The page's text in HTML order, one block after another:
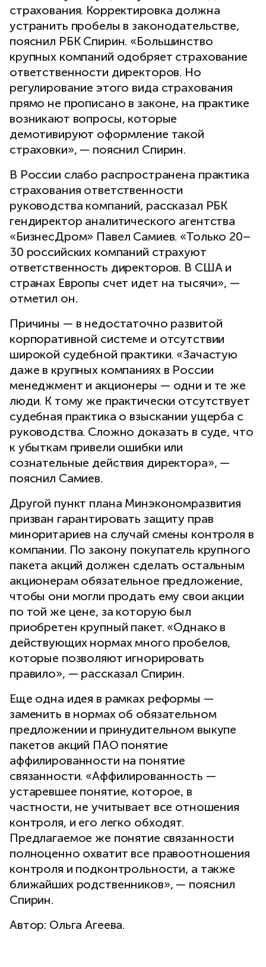
страхования. Корректировка должна
устранить пробелы в законодательстве,
пояснил РБК Спирин. «Большинство
крупных компаний одобряет страхование
ответственности директоров. Но
регулирование этого вида страхования
прямо не прописано в законе, на практике
возникают вопросы, которые
демотивируют оформление такой
страховки», — пояснил Спирин.
В России слабо распространена практика
страхования ответственности
руководства компаний, рассказал РБК
гендиректор аналитического агентства
«БизнесДром» Павел Самиев. «Только 20–
30 российских компаний страхуют
ответственность директоров. В США и
странах Европы счет идет на тысячи», —
отметил он.
Причины — в недостаточно развитой
корпоративной системе и отсутствии
широкой судебной практики. «Зачастую
даже в крупных компаниях в России
менеджмент и акционеры — одни и те же
люди. К тому же практически отсутствует
судебная практика о взыскании ущерба с
руководства. Сложно доказать в суде, что
к убыткам привели ошибки или
сознательные действия директора», —
пояснил Самиев.
Другой пункт плана Минэкономразвития
призван гарантировать защиту прав
миноритариев на случай смены контроля в
компании. По закону покупатель крупного
пакета акций должен сделать остальным
акционерам обязательное предложение,
чтобы они могли продать ему свои акции
по той же цене, за которую был
приобретен крупный пакет. «Однако в
действующих нормах много пробелов,
которые позволяют игнорировать
правило», — рассказал Спирин.
Еще одна идея в рамках реформы —
заменить в нормах об обязательном
предложении и принудительном выкупе
пакетов акций ПАО понятие
аффилированности на понятие
связанности. «Аффилированность —
устаревшее понятие, которое, в
частности, не учитывает все отношения
контроля, и его легко обходят.
Предлагаемое же понятие связанности
полноценно охватит все правоотношения
контроля и подконтрольности, а также
ближайших родственников», — пояснил
Спирин.
Автор: Ольга Агеева.